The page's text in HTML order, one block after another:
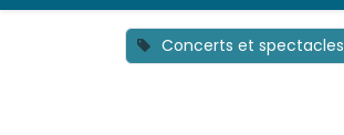
Concerts et spectacles